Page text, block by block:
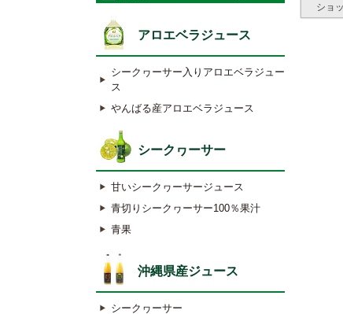
アロエベラジュース
シークヮーサー入りアロエベラジュー
ス
やんばる産アロエベラジュース
シークヮーサー
甘いシークヮーサージュース
青切りシークヮーサー100％果汁
青果
沖縄県産ジュース
シークヮーサー
ショ